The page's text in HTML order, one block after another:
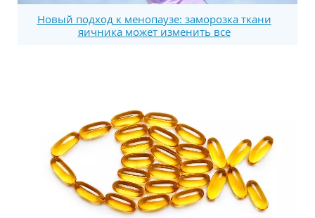
Новый подход к менопаузе: заморозка ткани
яичника может изменить все